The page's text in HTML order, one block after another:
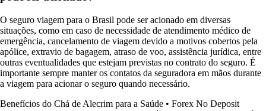
O seguro viagem para o Brasil pode ser acionado em diversas
situações, como em caso de necessidade de atendimento médico de
emergência, cancelamento de viagem devido a motivos cobertos pela
apólice, extravio de bagagem, atraso de voo, assistência jurídica, entre
outras eventualidades que estejam previstas no contrato do seguro. É
importante sempre manter os contatos da seguradora em mãos durante
a viagem para acionar o seguro quando necessário.
Benefícios do Chá de Alecrim para a Saúde • Forex No Deposit